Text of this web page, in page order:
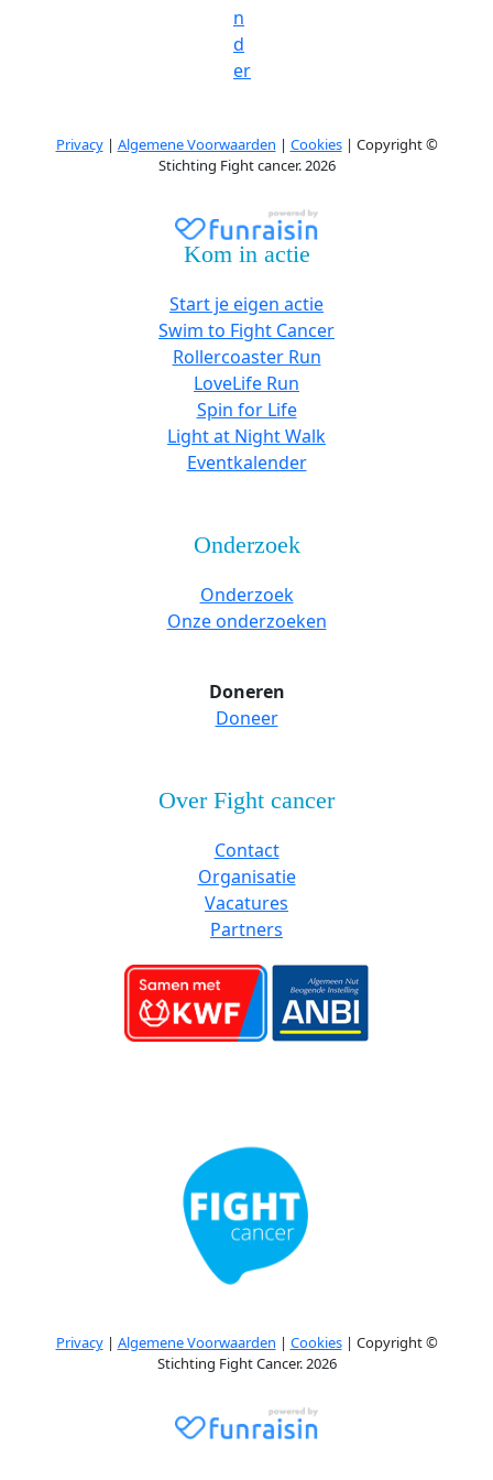
n
d
er
Privacy| Algemene Voorwaarden | Cookies| Copyright ©
Stichting Fight cancer. 2026
Kom in actie
Start je eigen actie
Swim to Fight Cancer
Rollercoaster Run
LoveLife Run
Spin for Life
Light at Night Walk
Eventkalender
Onderzoek
Onderzoek
Onze onderzoeken
Doneren
Doneer
Over Fight cancer
Contact
Organisatie
Vacatures
Partners
Privacy| Algemene Voorwaarden | Cookies| Copyright ©
Stichting Fight Cancer. 2026